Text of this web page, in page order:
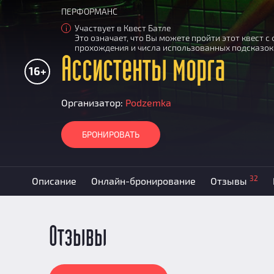
ПЕРФОРМАНС
i
Участвует в Квест Батле
Это означает, что Вы можете пройти этот квест
прохождения и числа использованных
Ассистенты морга
16+
Организатор: Podzemka
БРОНИРОВАТЬ
Описание Онлайн-бронирование Отзывы 32
Отзывы